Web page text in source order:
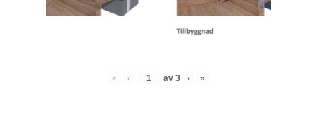
« ‹ av 3 › »